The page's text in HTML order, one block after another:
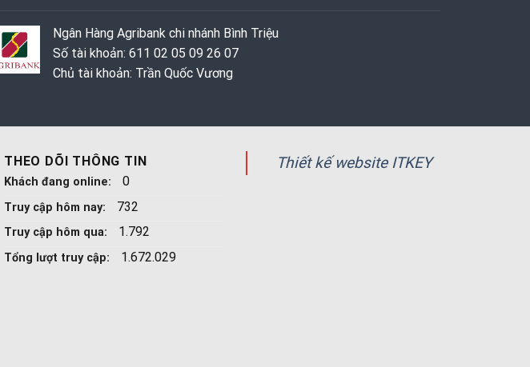
Ngân Hàng Agribank chi nhánh Bình Triệu
Số tài khoản: 611 02 05 09 26 07
Chủ tài khoản: Trần Quốc Vương
THEO DÕI THÔNG TIN
Khách đang online: 0
Truy cập hôm nay: 732
Truy cập hôm qua: 1.792
Tổng lượt truy cập: 1.672.029
Thiết kế website ITKEY